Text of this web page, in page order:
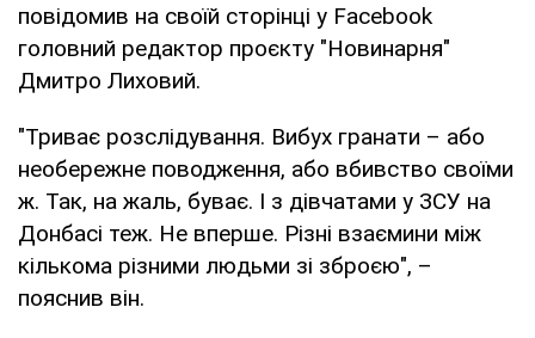
повідомив на своїй сторінці у Facebook
головний редактор проєкту "Новинарня"
Дмитро Лиховий.
"Триває розслідування. Вибух гранати – або
необережне поводження, або вбивство своїми
ж. Так, на жаль, буває. І з дівчатами у ЗСУ на
Донбасі теж. Не вперше. Різні взаємини між
кількома різними людьми зі зброєю", –
пояснив він.